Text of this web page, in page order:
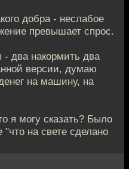
добра - неслабое
превышает спрос.
два накормить два
версии, думаю
на машину, на
я могу сказать? Было
на свете сделано